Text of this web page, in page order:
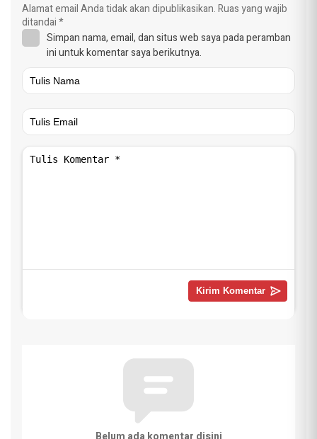
Alamat email Anda tidak akan dipublikasikan.Ruas yang wajib
ditandai*
Simpan nama, email, dan situs web saya pada peramban
ini untuk komentar saya berikutnya.